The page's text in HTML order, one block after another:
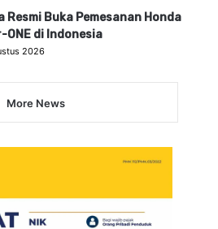
Resmi Buka Pemesanan Honda
ONE di Indonesia
2026
More News